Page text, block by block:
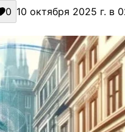
0 10 октября 2025 г. в